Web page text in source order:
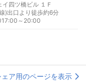
四ツ橋ビル １Ｆ
)出口より徒歩約6分
～20:00
ェア用のページを表示